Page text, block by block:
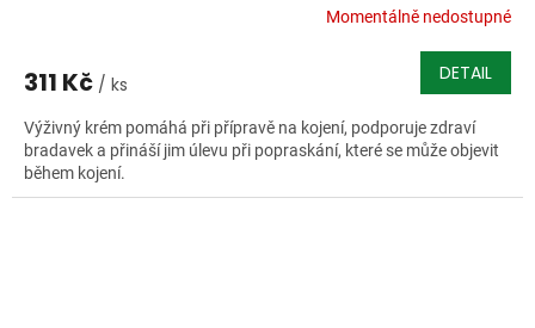
Momentálně nedostupné
311 Kč / ks DETAIL
Výživný krém pomáhá při přípravě na kojení, podporuje zdraví
bradavek a přináší jim úlevu při popraskání, které se může objevit
během kojení.